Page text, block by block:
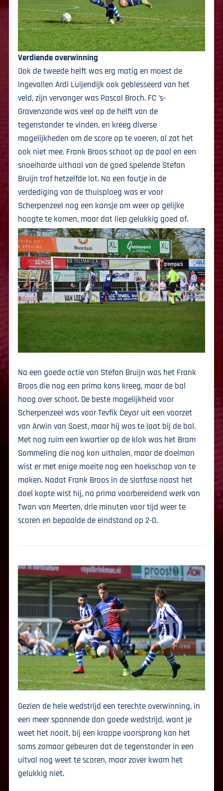
Verdiende overwinning
Ook de tweede helft was erg matig en moest de
ingevallen Ardi Luijendijk ook geblesseerd van het
veld, zijn vervanger was Pascal Broch. FC ’s-
Gravenzande was veel op de helft van de
tegenstander te vinden, en kreeg diverse
mogelijkheden om de score op te voeren, al zat het
ook niet mee. Frank Broos schoot op de paal en een
snoeiharde uithaal van de goed spelende Stefan
Bruijn trof hetzelfde lot. Na een foutje in de
verdediging van de thuisploeg was er voor
Scherpenzeel nog een kansje om weer op gelijke
hoogte te komen, maar dat liep gelukkig goed af.
Na een goede actie van Stefan Bruijn was het Frank
Broos die nog een prima kans kreeg, maar de bal
hoog over schoot. De beste mogelijkheid voor
Scherpenzeel was voor Tevfik Ceyar uit een voorzet
van Arwin van Soest, maar hij was te laat bij de bal.
Met nog ruim een kwartier op de klok was het Bram
Sommeling die nog kon uithalen, maar de doelman
wist er met enige moeite nog een hoekschop van te
maken. Nadat Frank Broos in de slotfase naast het
doel kopte wist hij, na prima voorbereidend werk van
Twan van Meerten, drie minuten voor tijd weer te
scoren en bepaalde de eindstand op 2-0.
Gezien de hele wedstrijd een terechte overwinning, in
een meer spannende dan goede wedstrijd, want je
weet het nooit, bij een krappe voorsprong kan het
soms zomaar gebeuren dat de tegenstander in een
uitval nog weet te scoren, maar zover kwam het
gelukkig niet.